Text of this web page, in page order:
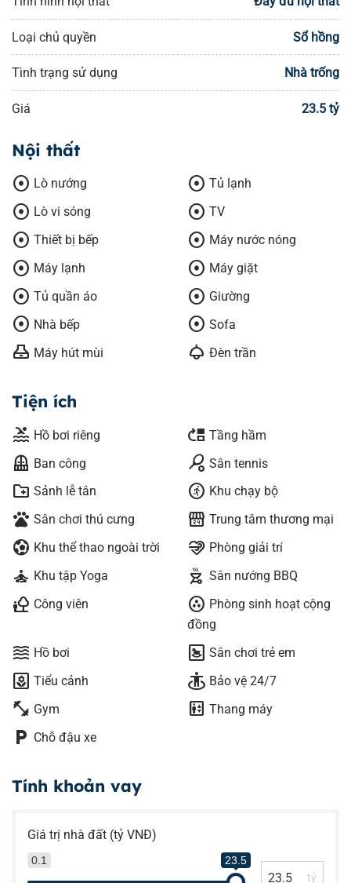
Loại chủ quyền Sổ hồng
Tình trạng sử dụng Nhà trống
Giá 23.5 tỷ
Nội thất
adjust Lò nướng adjust Tủ lạnh
adjust Lò vi sóng adjust TV
adjust Thiết bị bếp adjust Máy nước nóng
adjust Máy lạnh adjust Máy giặt
adjust Tủ quần áo adjust Giường
adjust Nhà bếp adjust Sofa
range_hood Máy hút mùi light Đèn trần
Tiện ích
pool Hồ bơi riêng move_up Tầng hầm
balcony Ban công sports_tennis Sân tennis
create_new_folder Sảnh lễ tân run_circle Khu chạy bộ
pets Sân chơi thú cưng local_convenience_store Trung tâm thương mại
sports_and_outdoors Khu thể thao ngoài trời relax Phòng giải trí
self_improvement Khu tập Yoga outdoor_grill Sân nướng BBQ
nature_people Công viên communities Phòng sinh hoạt cộng
đồng
waves Hồ bơi bedroom_baby Sân chơi trẻ em
yard Tiểu cảnh guardian Bảo vệ 24/7
fitness_center Gym elevator Thang máy
local_parking Chỗ đậu xe
Tính khoản vay
Giá trị nhà đất (tỷ VNĐ)
0.1 23.5
tỷ